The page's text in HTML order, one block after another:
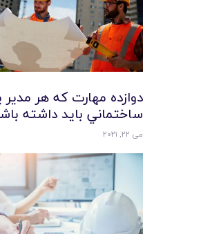
دوازده مهارت که هر مدير
ساختماني بايد داشته
می 22, 2021